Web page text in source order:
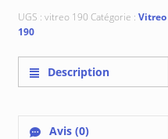
UGS : vitreo 190 Catégorie : Vitreo
190
Description
Avis (0)